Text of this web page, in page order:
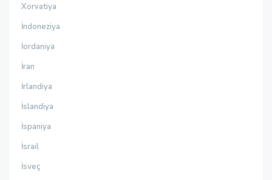
Xorvatiya
İndoneziya
İordaniya
İran
İrlandiya
İslandiya
İspaniya
İsrail
İsveç